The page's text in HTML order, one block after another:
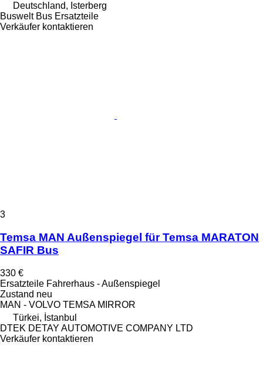
Deutschland, Isterberg
Buswelt Bus Ersatzteile
Verkäufer kontaktieren
3
Temsa MAN Außenspiegel für Temsa MARATON
SAFIR Bus
330 €
Ersatzteile Fahrerhaus - Außenspiegel
Zustand neu
MAN - VOLVO TEMSA MIRROR
Türkei, İstanbul
DTEK DETAY AUTOMOTIVE COMPANY LTD
Verkäufer kontaktieren